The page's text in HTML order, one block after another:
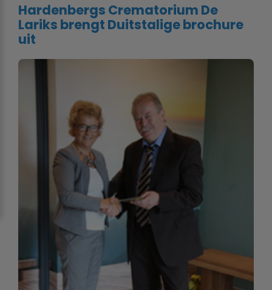
Hardenbergs Crematorium De
Lariks brengt Duitstalige brochure
uit